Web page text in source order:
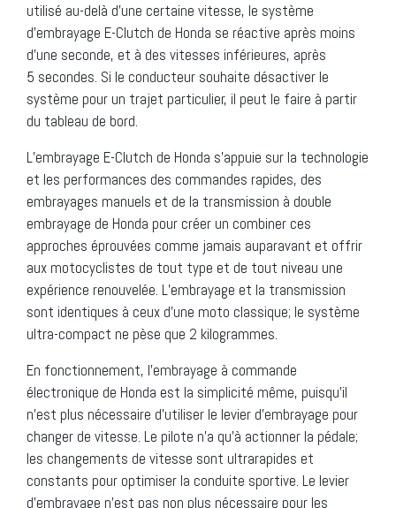
utilisé au-delà d’une certaine vitesse, le système
d’embrayage E-Clutch de Honda se réactive après moins
d’une seconde, et à des vitesses inférieures, après
5 secondes. Si le conducteur souhaite désactiver le
système pour un trajet particulier, il peut le faire à partir
du tableau de bord.
L’embrayage E-Clutch de Honda s’appuie sur la technologie
et les performances des commandes rapides, des
embrayages manuels et de la transmission à double
embrayage de Honda pour créer un combiner ces
approches éprouvées comme jamais auparavant et offrir
aux motocyclistes de tout type et de tout niveau une
expérience renouvelée. L’embrayage et la transmission
sont identiques à ceux d’une moto classique; le système
ultra-compact ne pèse que 2 kilogrammes.
En fonctionnement, l’embrayage à commande
électronique de Honda est la simplicité même, puisqu’il
n’est plus nécessaire d’utiliser le levier d’embrayage pour
changer de vitesse. Le pilote n’a qu’à actionner la pédale;
les changements de vitesse sont ultrarapides et
constants pour optimiser la conduite sportive. Le levier
d’embrayage n’est pas non plus nécessaire pour les